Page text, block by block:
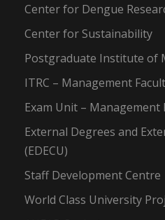
Center for Dengue
Center for Sustainability
Postgraduate Institute of
ITRC – Management
Exam Unit – Management
External Degrees and
(EDECU)
Staff Development Centre
World Class University